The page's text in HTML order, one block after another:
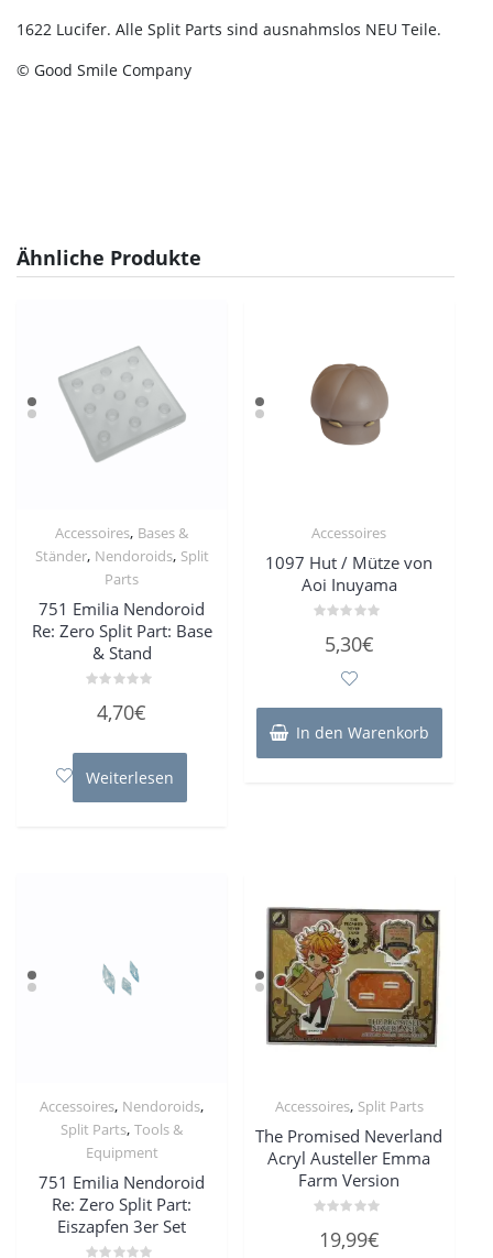
1622 Lucifer. Alle Split Parts sind ausnahmslos NEU Teile.
© Good Smile Company
Ähnliche Produkte
Accessoires, Bases &
Ständer, Nendoroids, Split
Parts
751 Emilia Nendoroid
Re: Zero Split Part: Base
& Stand
mit
5
4,70€
Weiterlesen
Accessoires
1097 Hut / Mütze von
Aoi Inuyama
mit5,30€
In den Warenkorb
Accessoires, Nendoroids,
Split Parts,Tools &
Equipment
751 Emilia Nendoroid
Re: Zero Split Part:
Eiszapfen 3er Set
Accessoires, Split Parts
The Promised Neverland
Acryl Austeller Emma
Farm Version
mit
19,99€